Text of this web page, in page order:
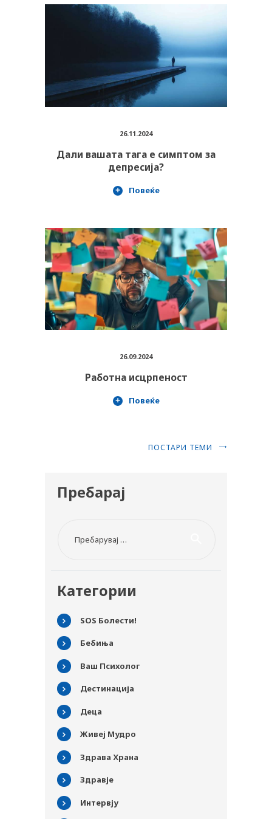
26.11.2024
Дали вашата тага е симптом за
депресија?
Повеќе
26.09.2024
Работна исцрпеност
Повеќе
ПОСТАРИ ТЕМИ
Пребарај
Категории
SOS Болести!
Бебиња
Ваш Психолог
Дестинација
Деца
Живеј Мудро
Здрава Храна
Здравје
Интервју